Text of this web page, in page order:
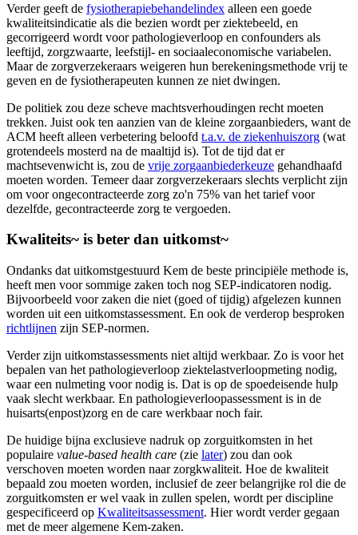
Verder geeft de fysiotherapiebehandelindex alleen een goede
kwaliteitsindicatie als die bezien wordt per ziektebeeld, en
gecorrigeerd wordt voor pathologieverloop en confounders als
leeftijd, zorgzwaarte, leefstijl- en sociaaleconomische variabelen.
Maar de zorgverzekeraars weigeren hun berekeningsmethode vrij te
geven en de fysiotherapeuten kunnen ze niet dwingen.
De politiek zou deze scheve machtsverhoudingen recht moeten
trekken. Juist ook ten aanzien van de kleine zorgaanbieders, want de
ACM heeft alleen verbetering beloofd t.a.v. de ziekenhuiszorg (wat
grotendeels mosterd na de maaltijd is). Tot de tijd dat er
machtsevenwicht is, zou de vrije zorgaanbiederkeuze gehandhaafd
moeten worden. Temeer daar zorgverzekeraars slechts verplicht zijn
om voor ongecontracteerde zorg zo'n 75% van het tarief voor
dezelfde, gecontracteerde zorg te vergoeden.
Kwaliteits~ is beter dan uitkomst~
Ondanks dat uitkomstgestuurd Kem de beste principiële methode is,
heeft men voor sommige zaken toch nog SEP-indicatoren nodig.
Bijvoorbeeld voor zaken die niet (goed of tijdig) afgelezen kunnen
worden uit een uitkomstassessment. En ook de verderop besproken
richtlijnen zijn SEP-normen.
Verder zijn uitkomstassessments niet altijd werkbaar. Zo is voor het
bepalen van het pathologieverloop ziektelastverloopmeting nodig,
waar een nulmeting voor nodig is. Dat is op de spoedeisende hulp
vaak slecht werkbaar. En pathologieverloopassessment is in de
huisarts(enpost)zorg en de care werkbaar noch fair.
De huidige bijna exclusieve nadruk op zorguitkomsten in het
populaire value-based health care (zie later) zou dan ook
verschoven moeten worden naar zorgkwaliteit. Hoe de kwaliteit
bepaald zou moeten worden, inclusief de zeer belangrijke rol die de
zorguitkomsten er wel vaak in zullen spelen, wordt per discipline
gespecificeerd op Kwaliteitsassessment. Hier wordt verder gegaan
met de meer algemene Kem-zaken.